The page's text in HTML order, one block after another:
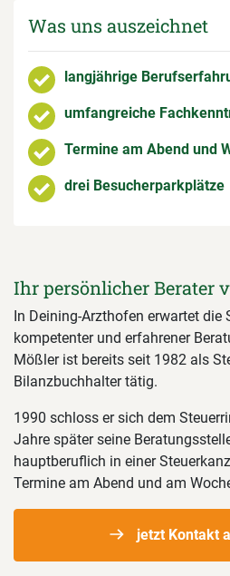
Was uns auszeichnet
langjährige
umfangreiche
Termine am Abend und
drei Besucherparkplätze
Ihr persönlicher Berater
In Deining-Arzthofen erwartet die
kompetenter und erfahrener
Mößler ist bereits seit 1982 als
Bilanzbuchhalter tätig.
1990 schloss er sich dem
Jahre später seine
hauptberuflich in einer
Termine am Abend und am
jetzt Kontakt